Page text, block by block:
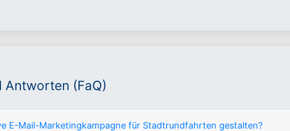
Antworten (FaQ)
E-Mail-Marketingkampagne für Stadtrundfahrten gestalten?